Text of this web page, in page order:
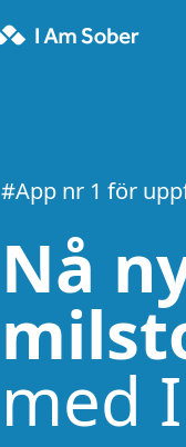
#App nr 1 för
Nå
med